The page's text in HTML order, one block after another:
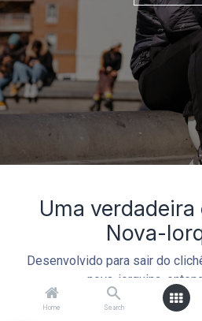
Home Search
Uma
Nova-
Desenvolvido para sair do
nova-iorquina,